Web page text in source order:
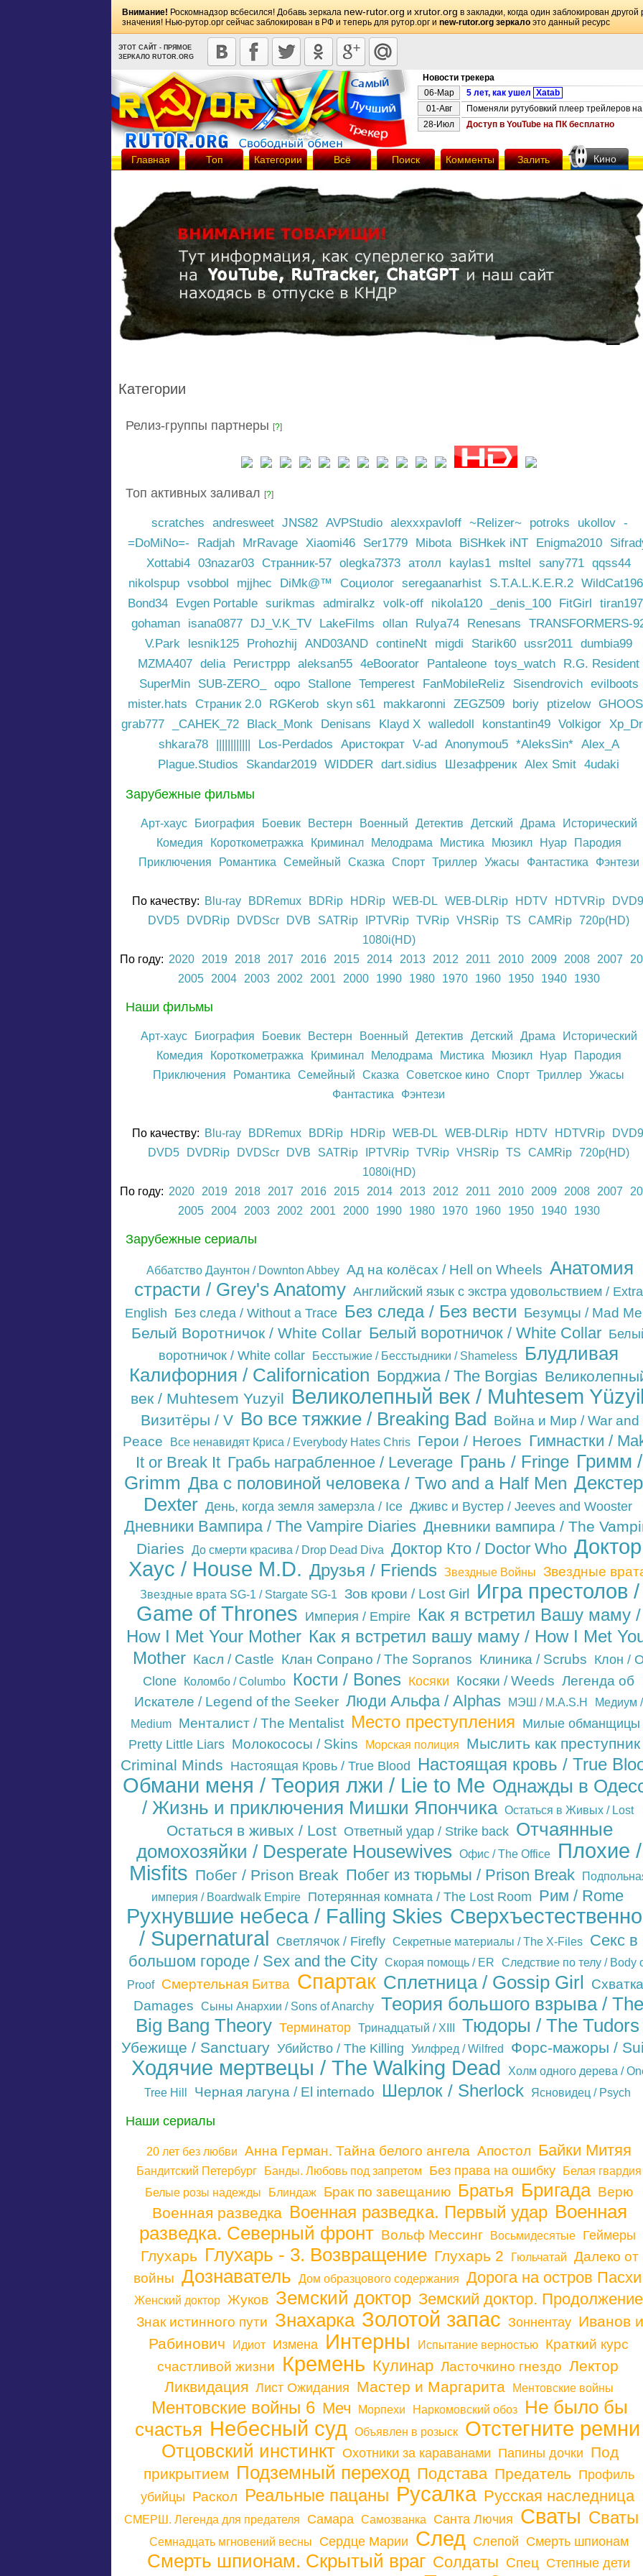
Внимание! Роскомнадзор всбесился! Добавь зеркала new-rutor.org и xrutor.org в закладки, когда один заблокирован
значения! Нью-рутор.орг сейчас заблокирован в РФ и теперь для рутор.орг и new-rutor.org зеркало это данный ресурс
ЭТОТ САЙТ - ПРЯМОЕ
ЗЕРКАЛО RUTOR.ORG
Новости трекера
06-Мар
5 лет, как ушел Xatab
01-Авг
Поменяли рутубовкий плеер трейлеров
28-Июл
Доступ в YouTube на ПК бесплатно
Главная Топ Категории Всё Поиск Комменты Залить Кино
Категории
Релиз-группы партнеры [?]
Топ активных заливал [?]
scratches andresweet JNS82 AVPStudio alexxxpavloff ~Relizer~ potroks ukollov -
=DoMiNo=-
Radjah MrRavage Xiaomi46 Ser1779 Mibota BiSHkek iNT Enigma2010
Xottabi4 03nazar03 Странник-57 olegka7373 атолл kaylas1 msltel sany771 qqss44
nikolspup
vsobbol mjjhec DiMk@™ Социолог seregaanarhist S.T.A.L.K.E.R.2
Bond34
Evgen Portable surikmas admiralkz volk-off nikola120 _denis_100 FitGirl
gohaman
isana0877 DJ_V.K_TV LakeFilms ollan Rulya74 Renesаns
TRANSFORMERS-
V.Park
lesnik125 Prohozhij AND03AND contineNt migdi Starik60 ussr2011 dumbia99
MZMA407 delia Регистррр aleksan55 4eBoorator Pantaleone toys_watch
R.G. Resident
SuperMin
SUB-ZERO_ oqpo Stallone Temperest FanMobileReliz Sisendrovich
evilboots
mister.hats
Страник 2.0 RGKerob skyn s61 makkaronni ZEGZ509 boriy ptizelow
grab777
_CAHEK_72 Black_Monk Denisans Klayd X walledoll konstantin49 Volkigor
shkara78
|||||||||||| Los-Perdados Аристократ V-ad Anonymou5 *AleksSin*
Alex_A
Plague.Studios
Skandar2019 WIDDER dart.sidius Шезафреник Alex Smit 4udaki
Зарубежные фильмы
Арт-хаус Биография Боевик Вестерн Военный Детектив Детский Драма
Исторический
Комедия
Короткометражка Криминал Мелодрама Мистика Мюзикл Нуар
Пародия
Приключения
Романтика Семейный Сказка Спорт Триллер Ужасы Фантастика Фэнтези
По качеству: Blu-ray BDRemux BDRip HDRip WEB-DL WEB-DLRip HDTV HDTVRip
DVD9
DVD5
DVDRip DVDScr DVB SATRip IPTVRip TVRip VHSRip TS CAMRip 720p(HD)
1080i(HD)
По году: 2020 2019 2018 2017 2016 2015 2014 2013 2012 2011 2010 2009 2008 2007
2005
2004 2003 2002 2001 2000 1990 1980 1970 1960 1950 1940 1930
Наши фильмы
Арт-хаус Биография Боевик Вестерн Военный Детектив Детский Драма
Исторический
Комедия
Короткометражка Криминал Мелодрама Мистика Мюзикл Нуар
Пародия
Приключения
Романтика Семейный Сказка Советское кино Спорт Триллер Ужасы
Фантастика
Фэнтези
По качеству: Blu-ray BDRemux BDRip HDRip WEB-DL WEB-DLRip HDTV HDTVRip
DVD9
DVD5
DVDRip DVDScr DVB SATRip IPTVRip TVRip VHSRip TS CAMRip 720p(HD)
1080i(HD)
По году: 2020 2019 2018 2017 2016 2015 2014 2013 2012 2011 2010 2009 2008 2007
2005
2004 2003 2002 2001 2000 1990 1980 1970 1960 1950 1940 1930
Зарубежные сериалы
Аббатство Даунтон / Downton Abbey Ад на колёсах / Hell on Wheels Анатомия
страсти / Grey's Anatomy Английский язык с экстра удовольствием / Extra
English Без следа / Without a Trace Без следа / Без вести Безумцы / Mad
Белый Воротничок / White Collar Белый воротничок / White Collar
воротничок / White collar
Бесстыжие / Бесстыдники / Shameless
Блудливая
Калифорния / Californication Борджиа / The Borgias
век / Muhtesem Yuzyil Великолепный век / Muhtesem
Визитёры / V Во все тяжкие / Breaking Bad
Война и Мир / War and
Peace
Все ненавидят Криса / Everybody Hates Chris Герои / Heroes Гимнастки /
It or Break It Грабь награбленное / Leverage Грань / Fringe Гримм /
Grimm Два с половиной человека / Two and a Half Men
Dexter День, когда земля замерзла / Ice Дживс и Вустер / Jeeves and Wooster
Дневники Вампира / The Vampire Diaries Дневники вампира / The
Diaries
До смерти красива / Drop Dead Diva Доктор Кто / Doctor Who Доктор
Хаус / House M.D. Друзья / Friends Звездные Войны Звездные
Звездные врата SG-1 / Stargate SG-1 Зов крови / Lost Girl
Игра престолов /
Game of Thrones Империя / Empire Как я встретил Вашу маму /
How I Met Your Mother Как я встретил вашу маму / How I Met
Mother Касл / Castle Клан Сопрано / The Sopranos Клиника / Scrubs Клон /
Clone
Коломбо / Columbo Кости / Bones Косяки Косяки / Weeds Легенда об
Искателе / Legend of the Seeker Люди Альфа / Alphas МЭШ / M.A.S.H
Медиум /
Medium
Менталист / The Mentalist Место преступления Милые обманщицы
Pretty Little Liars Молокососы / Skins Морская полиция
Мыслить как
Criminal Minds Настоящая Кровь / True Blood Настоящая кровь / True
Обмани меня / Теория лжи / Lie to Me Однажды в
/ Жизнь и приключения Мишки Япончика
Остаться в Живых / Lost
Остаться в живых / Lost Ответный удар / Strike back Отчаянные
домохозяйки / Desperate Housewives
Офис / The Office
Плохие /
Misfits Побег / Prison Break Побег из тюрьмы / Prison Break
империя / Boardwalk Empire
Потерянная комната / The Lost Room Рим / Rome
Рухнувшие небеса / Falling Skies
/ Supernatural Светлячок / Firefly Секретные материалы / The X-Files
Секс в
большом городе / Sex and the City Скорая помощь / ER
Следствие по телу / Body
Proof
Смертельная Битва Спартак Сплетница / Gossip Girl
Damages
Сыны Анархии / Sons of Anarchy Теория большого взрыва / The
Big Bang Theory Терминатор Тринадцатый / XIII Тюдоры / The Tudors
Убежище / Sanctuary Убийство / The Killing Уилфред / Wilfred Форс-мажоры /
Ходячие мертвецы / The Walking Dead
Холм одного дерева /
Tree Hill
Черная лагуна / El internado Шерлок / Sherlock Ясновидец / Psych
Наши сериалы
20 лет без любви Анна Герман. Тайна белого ангела Апостол Байки Митяя
Бандитский Петербург Банды. Любовь под запретом Без права на ошибку
Белая гвардия
Белые розы надежды
Блиндаж Брак по завещанию Братья Бригада Верю
Военная разведка Военная разведка. Первый удар Военная
разведка. Северный фронт Вольф Мессинг Восьмидесятые Геймеры
Глухарь Глухарь - 3. Возвращение Глухарь 2 Гюльчатай
Далеко от
войны Дознаватель Дом образцового содержания Дорога на остров Пасхи
Женский доктор Жуков Земский доктор Земский доктор. Продолжение
Знак истинного пути Знахарка Золотой запас Зоннентау Иванов и
Рабинович
Идиот Измена Интерны Испытание верностью
Краткий курс
счастливой жизни
Кремень Кулинар Ласточкино гнездо Лектор
Ликвидация Лист Ожидания Мастер и Маргарита Ментовские войны
Ментовские войны 6 Меч Морпехи Наркомовский обоз
Не было бы
счастья Небесный суд Объявлен в розыск Отстегните ремни
Отцовский инстинкт Охотники за караванами Папины дочки Под
прикрытием Подземный переход Подстава Предатель Профиль
убийцы Раскол Реальные пацаны Русалка Русская наследница
СМЕРШ. Легенда для предателя Самара Самозванка Санта Лючия Сваты Сваты
Семнадцать мгновений весны Сердце Марии След Слепой Смерть шпионам
Смерть шпионам. Скрытый враг Солдаты Спец Степные дети